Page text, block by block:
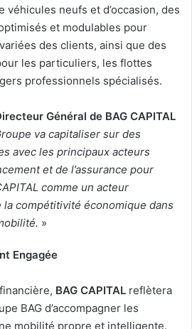
véhicules neufs et d’occasion, des
et modulables pour
des clients, ainsi que des
les particuliers, les flottes
professionnels spécialisés.
Général de BAG CAPITAL
va capitaliser sur des
avec les principaux acteurs
et de l’assurance pour
comme un acteur
compétitivité économique dans
»
Engagée
BAG CAPITAL reflètera
BAG d’accompagner les
mobilité propre et intelligente.